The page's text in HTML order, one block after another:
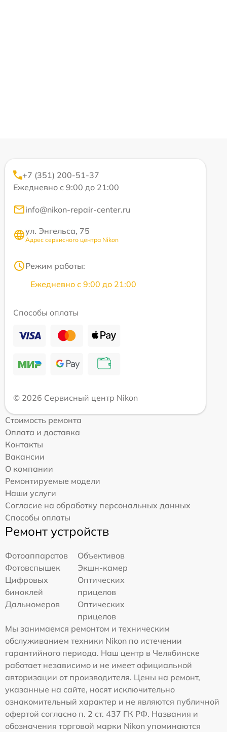
+7 (351) 200-51-37
Ежедневно с 9:00 до 21:00
info@nikon-repair-center.ru
ул. Энгельса, 75
Адрес сервисного центра Nikon
Режим работы:
Ежедневно с 9:00 до 21:00
Способы оплаты
© 2026 Сервисный центр Nikon
Стоимость ремонта
Оплата и доставка
Контакты
Вакансии
О компании
Ремонтируемые модели
Наши услуги
Согласие на обработку персональных данных
Способы оплаты
Ремонт устройств
Фотоаппаратов
Объективов
Фотовспышек
Экшн-камер
Цифровых
биноклей
Оптических
прицелов
Дальномеров
Оптических
прицелов
Мы занимаемся ремонтом и техническим
обслуживанием техники Nikon по истечении
гарантийного периода. Наш центр в Челябинске
работает независимо и не имеет официальной
авторизации от производителя. Цены на ремонт,
указанные на сайте, носят исключительно
ознакомительный характер и не являются публичной
офертой согласно п. 2 ст. 437 ГК РФ. Названия и
обозначения торговой марки Nikon упоминаются